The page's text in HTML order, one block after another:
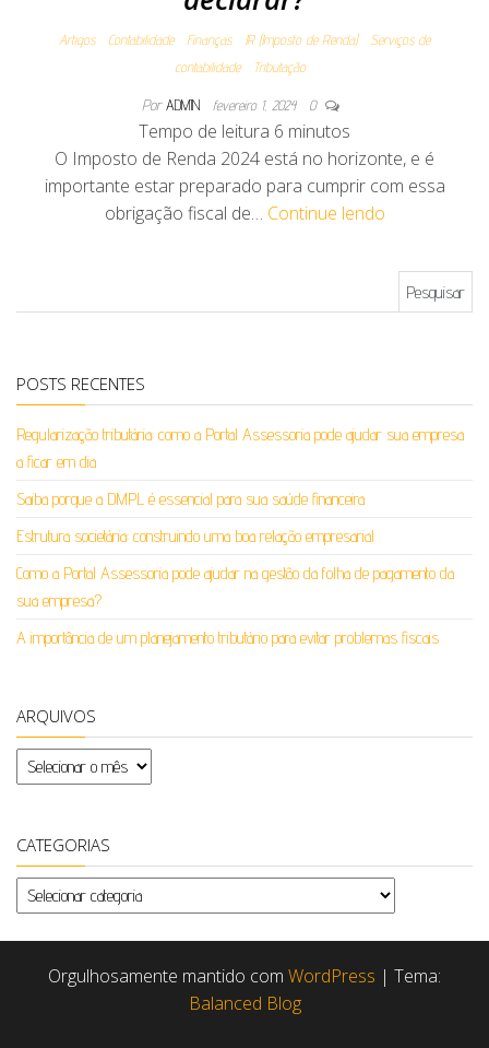
Artigos Contabilidade Finanças IR (Imposto de Renda)
Serviços de
contabilidade
Tributação
Por ADMIN fevereiro 1, 2024 0
Tempo de leitura 6 minutos
O Imposto de Renda 2024 está no horizonte, e é
importante estar preparado para cumprir com essa
obrigação fiscal de… Continue lendo
POSTS RECENTES
Regularização tributária: como a Portal Assessoria pode ajudar sua empresa
a ficar em dia
Saiba porque a DMPL é essencial para sua saúde financeira
Estrutura societária: construindo uma boa relação empresarial
Como a Portal Assessoria pode ajudar na gestão da folha de pagamento da
sua empresa?
A importância de um planejamento tributário para evitar problemas fiscais
ARQUIVOS
Arquivos
CATEGORIAS
Categorias
Orgulhosamente mantido com WordPress | Tema:
Balanced Blog